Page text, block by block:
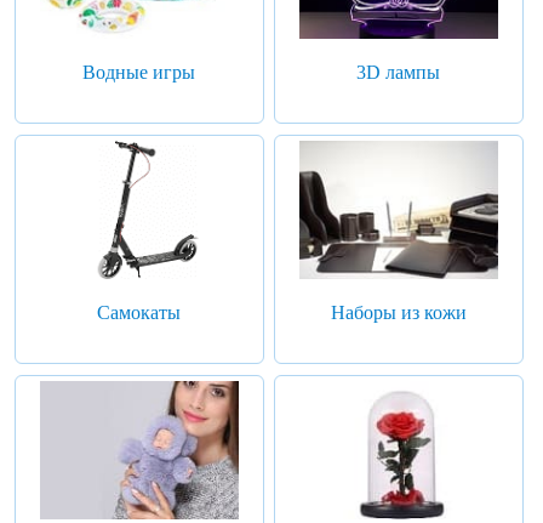
Водные игры 3D лампы
Самокаты Наборы из кожи